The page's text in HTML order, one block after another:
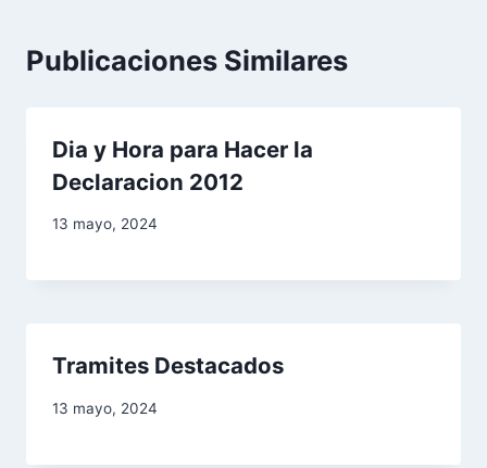
c
Publicaciones Similares
Dia y Hora para Hacer la
Declaracion 2012
13 mayo, 2024
Tramites Destacados
13 mayo, 2024